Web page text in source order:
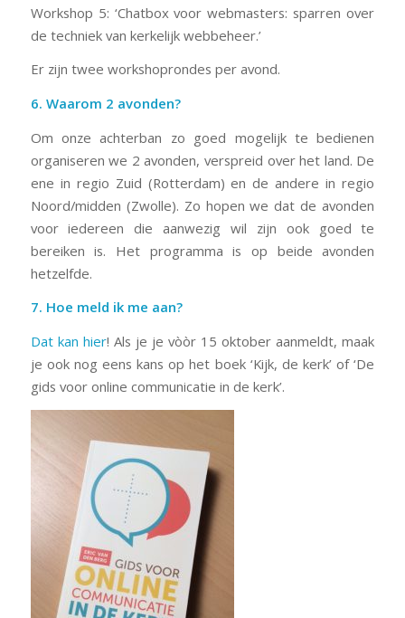
Workshop 5: ‘Chatbox voor webmasters: sparren over
de techniek van kerkelijk webbeheer.’
Er zijn twee workshoprondes per avond.
6. Waarom 2 avonden?
Om onze achterban zo goed mogelijk te bedienen
organiseren we 2 avonden, verspreid over het land. De
ene in regio Zuid (Rotterdam) en de andere in regio
Noord/midden (Zwolle). Zo hopen we dat de avonden
voor iedereen die aanwezig wil zijn ook goed te
bereiken is. Het programma is op beide avonden
hetzelfde.
7. Hoe meld ik me aan?
Dat kan hier! Als je je vòòr 15 oktober aanmeldt, maak
je ook nog eens kans op het boek ‘Kijk, de kerk’ of ‘De
gids voor online communicatie in de kerk’.